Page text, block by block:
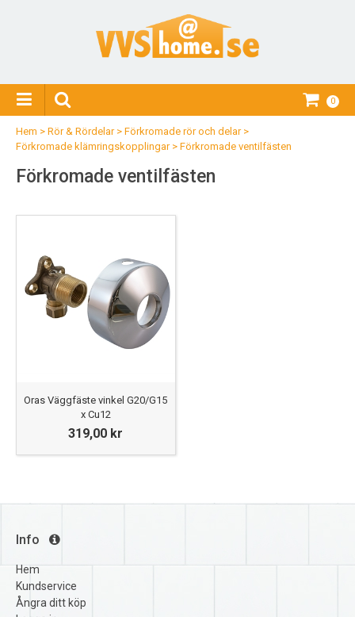
0
Hem > Rör & Rördelar> Förkromade rör och delar>
Förkromade klämringskopplingar> Förkromade ventilfästen
Förkromade ventilfästen
Oras Väggfäste vinkel G20/G15
x Cu12
319,00 kr
Info
Hem
Kundservice
Ångra ditt köp